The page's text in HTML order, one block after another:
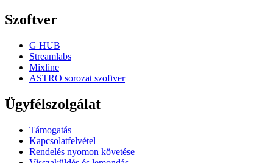
Szoftver
G HUB
Streamlabs
Mixline
ASTRO sorozat szoftver
Ügyfélszolgálat
Támogatás
Kapcsolatfelvétel
Rendelés nyomon követése